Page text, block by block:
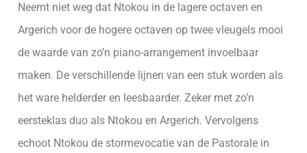
Neemt niet weg dat Ntokou in de lagere octaven en
Argerich voor de hogere octaven op twee vleugels mooi
de waarde van zo’n piano-arrangement invoelbaar
maken. De verschillende lijnen van een stuk worden als
het ware helderder en leesbaarder. Zeker met zo’n
eersteklas duo als Ntokou en Argerich. Vervolgens
echoot Ntokou de stormevocatie van de Pastorale in